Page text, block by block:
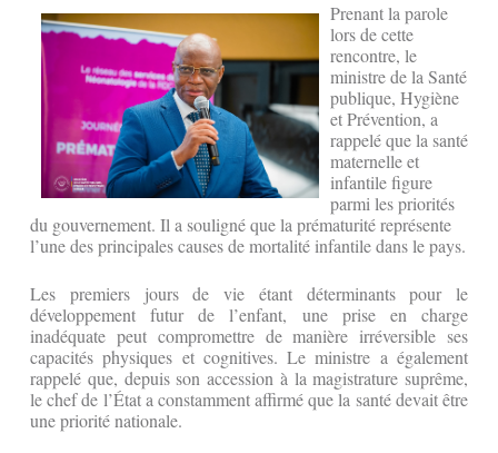
Prenant la parole
lors de cette
rencontre, le
ministre de la Santé
publique, Hygiène
et Prévention, a
rappelé que la santé
maternelle et
infantile figure
parmi les priorités
du gouvernement. Il a souligné que la prématurité représente
l’une des principales causes de mortalité infantile dans le pays.
Les premiers jours de vie étant déterminants pour le
développement futur de l’enfant, une prise en charge
inadéquate peut compromettre de manière irréversible ses
capacités physiques et cognitives. Le ministre a également
rappelé que, depuis son accession à la magistrature suprême,
le chef de l’État a constamment affirmé que la santé devait être
une priorité nationale.